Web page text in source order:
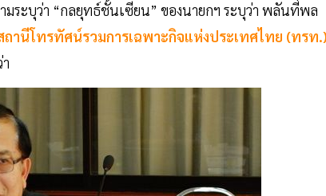
ระบุว่า “กลยุทธ์ชั้นเซียน” ของนายกฯ ระบุว่า พลันที่พล
านีโทรทัศน์รวมการเฉพาะกิจแห่งประเทศไทย (ทรท